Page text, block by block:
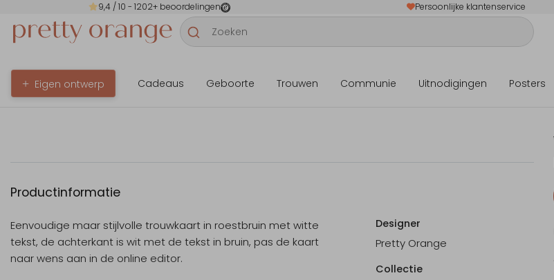
9,4/ 10 - 1202+ beoordelingen Persoonlijke klantenservice
Eigen ontwerp Cadeaus Geboorte Trouwen Communie Uitnodigingen Posters
Productinformatie
Eenvoudige maar stijlvolle trouwkaart in roestbruin met witte
tekst, de achterkant is wit met de tekst in bruin, pas de kaart
naar wens aan in de online editor.
Designer
Pretty Orange
Collectie